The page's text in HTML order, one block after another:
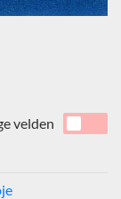
velden